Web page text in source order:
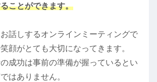
ことができます。
話しするオンラインミーティングで
顔がとても大切になってきます。
成功は事前の準備が握っているとい
はありません。